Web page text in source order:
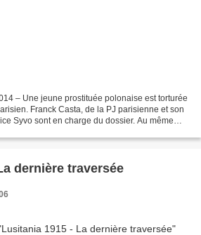
– Une jeune prostituée polonaise est torturée
Franck Casta, de la PJ parisienne et son
Syvo sont en charge du dossier. Au même
dernière traversée